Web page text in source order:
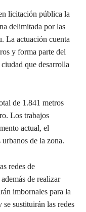
licitación pública la
delimitada por las
La actuación cuenta
y forma parte del
que desarrolla
de 1.841 metros
Los trabajos
actual, el
de la zona.
redes de
de realizar
imbornales para la
sustituirán las redes